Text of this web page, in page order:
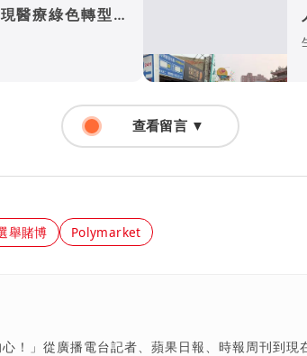
醫療綠色轉型、
查看留言 ▼
舉賭博 Polymarket
！」從廣播電台記者、蘋果日報、時報周刊到